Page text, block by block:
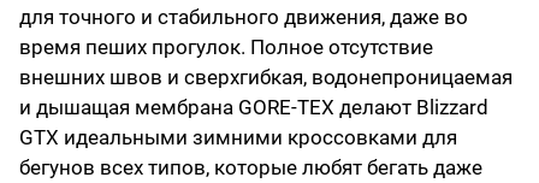
для точного и стабильного движения, даже во
время пеших прогулок. Полное отсутствие
внешних швов и сверхгибкая, водонепроницаемая
и дышащая мембрана GORE-TEX делают Blizzard
GTX идеальными зимними кроссовками для
бегунов всех типов, которые любят бегать даже